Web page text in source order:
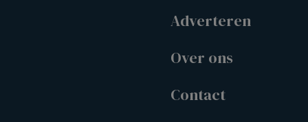
Adverteren
Over ons
Contact